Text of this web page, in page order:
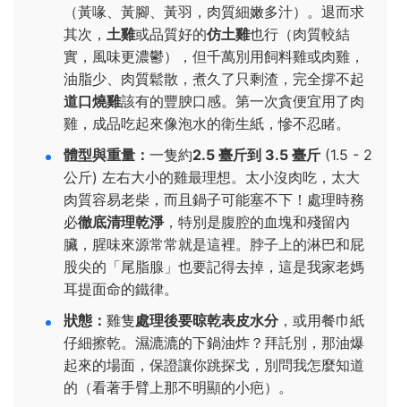
（黃喙、黃腳、黃羽，肉質細嫩多汁）。退而求
其次， 土雞或品質好的仿土雞也行（肉質較結
實，風味更濃鬱），但千萬別用飼料雞或肉雞，
油脂少、肉質鬆散，煮久了只剩渣，完全撐不起
道口燒雞該有的豐腴口感。第一次貪便宜用了肉
雞，成品吃起來像泡水的衛生紙，慘不忍睹。
體型與重量： 一隻約2.5 臺斤到 3.5 臺斤 (1.5 - 2
公斤) 左右大小的雞最理想。太小沒肉吃，太大
肉質容易老柴，而且鍋子可能塞不下！處理時務
必徹底清理乾淨 ，特別是腹腔的血塊和殘留內
臟，腥味來源常常就是這裡。脖子上的淋巴和屁
股尖的「尾脂腺」也要記得去掉，這是我家老媽
耳提面命的鐵律。
狀態： 雞隻處理後要晾乾表皮水分，或用餐巾紙
仔細擦乾。濕漉漉的下鍋油炸？拜託別，那油爆
起來的場面，保證讓你跳探戈，別問我怎麼知道
的（看著手臂上那不明顯的小疤）。